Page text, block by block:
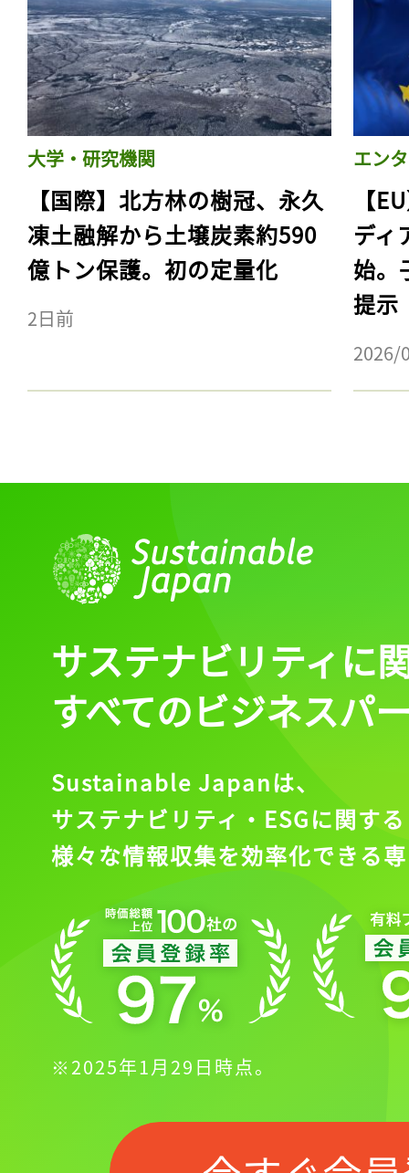
大学・研究機関
【国際】北方林の樹冠、永久
凍土融解から土壌炭素約590
億トン保護。初の定量化
2日前
エン
【
ディ
始。
提示
2026/
サステナビリティに
すべてのビジネスパ
Sustainable Japanは、
サステナビリティ・ESGに関する
様々な情報収集を効率化できる
※2025年1月29日時点。